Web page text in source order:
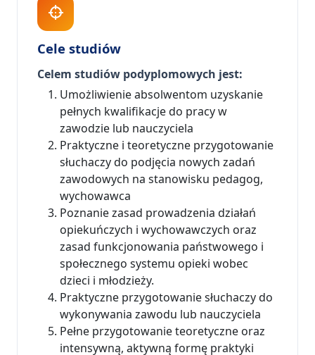
Cele studiów
Celem studiów podyplomowych jest:
Umożliwienie absolwentom uzyskanie
pełnych kwalifikacje do pracy w
zawodzie lub nauczyciela
Praktyczne i teoretyczne przygotowanie
słuchaczy do podjęcia nowych zadań
zawodowych na stanowisku pedagog,
wychowawca
Poznanie zasad prowadzenia działań
opiekuńczych i wychowawczych oraz
zasad funkcjonowania państwowego i
społecznego systemu opieki wobec
dzieci i młodzieży.
Praktyczne przygotowanie słuchaczy do
wykonywania zawodu lub nauczyciela
Pełne przygotowanie teoretyczne oraz
intensywną, aktywną formę praktyki